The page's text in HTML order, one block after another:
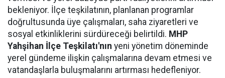
bekleniyor. İlçe teşkilatının, planlanan programlar
doğrultusunda üye çalışmaları, saha ziyaretleri ve
sosyal etkinliklerini sürdüreceği belirtildi. MHP
Yahşihan İlçe Teşkilatı'nın yeni yönetim döneminde
yerel gündeme ilişkin çalışmalarına devam etmesi ve
vatandaşlarla buluşmalarını artırması hedefleniyor.